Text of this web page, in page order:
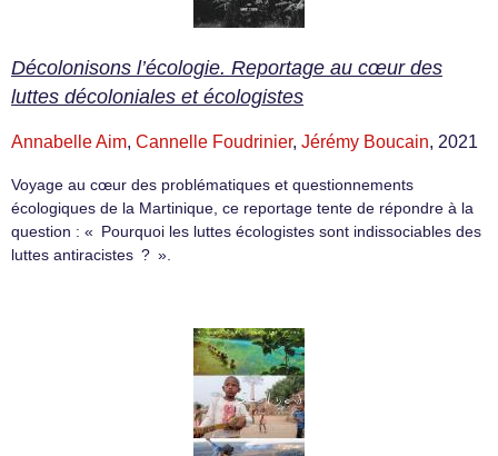
Décolonisons l’écologie. Reportage au cœur des
luttes décoloniales et écologistes
Annabelle Aim, Cannelle Foudrinier, Jérémy Boucain, 2021
Voyage au cœur des problématiques et questionnements
écologiques de la Martinique, ce reportage tente de répondre à la
question : « Pourquoi les luttes écologistes sont indissociables des
luttes antiracistes ? ».